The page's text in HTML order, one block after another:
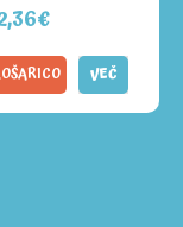
VEČ